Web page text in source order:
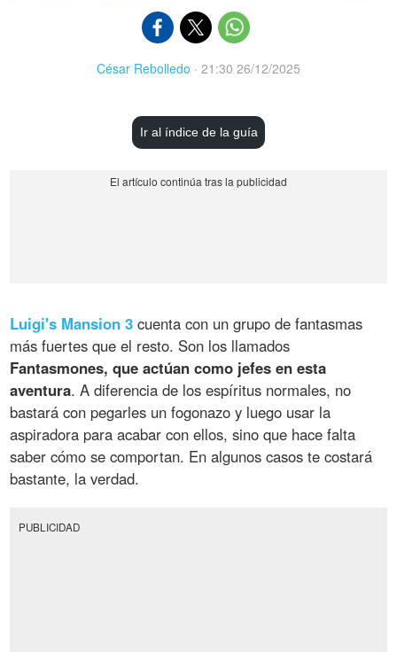
César Rebolledo · 21:30 26/12/2025
Ir al índice de la guía
Luigi's Mansion 3 cuenta con un grupo de fantasmas
más fuertes que el resto. Son los llamados
Fantasmones, que actúan como jefes en esta
aventura. A diferencia de los espíritus normales, no
bastará con pegarles un fogonazo y luego usar la
aspiradora para acabar con ellos, sino que hace falta
saber cómo se comportan. En algunos casos te costará
bastante, la verdad.
PUBLICIDAD